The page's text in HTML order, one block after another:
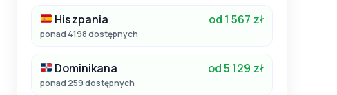
Hiszpania od 1 567 zł
ponad 4198 dostępnych
Dominikana od 5 129 zł
ponad 259 dostępnych